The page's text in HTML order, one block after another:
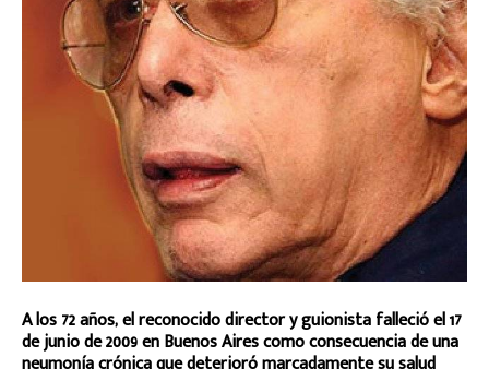
A los 72 años, el reconocido director y guionista falleció el 17
de junio de 2009 en Buenos Aires como consecuencia de una